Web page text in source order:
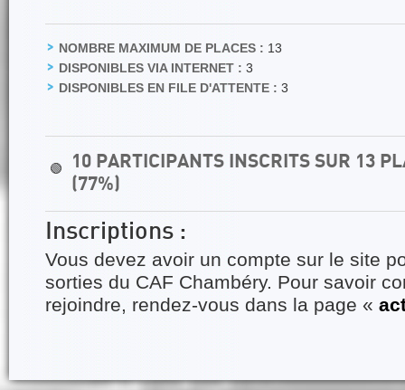
NOMBRE MAXIMUM DE PLACES : 13
DISPONIBLES VIA INTERNET : 3
DISPONIBLES EN FILE D'ATTENTE : 3
🟢
10 PARTICIPANTS INSCRITS SUR 13
(77%)
Inscriptions :
Vous devez avoir un compte sur le site
sorties du CAF Chambéry. Pour savoir
rejoindre, rendez-vous dans la page «